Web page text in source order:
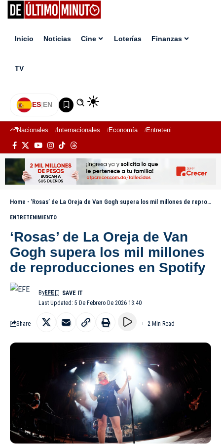
Inicio Noticias Cine Loterías Finanzas
TV
ES|EN
Nacionales Internacionales Economía Entretenimiento
Home - ‘Rosas’ de La Oreja de Van Gogh supera los mil millones de reproducciones en Spotify
ENTRETENIMIENTO
‘Rosas’ de La Oreja de Van
Gogh supera los mil millones
de reproducciones en Spotify
Last Updated: 5 De Febrero De 2026 13:40
ByEFE
Share 2 Min Read